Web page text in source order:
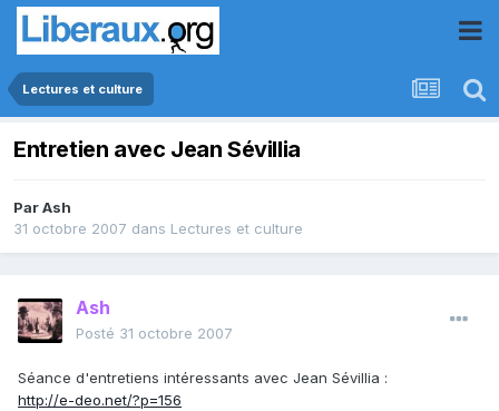
Lectures et culture
Entretien avec Jean Sévillia
ParAsh
31 octobre 2007 dans Lectures et culture
Ash
Posté 31 octobre 2007
Séance d'entretiens intéressants avec Jean Sévillia :
http://e-deo.net/?p=156